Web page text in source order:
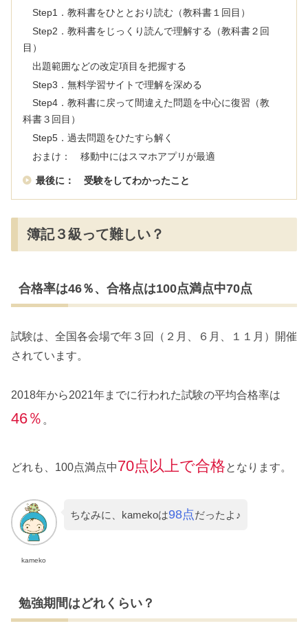
Step1．教科書をひととおり読む（教科書１回目）
Step2．教科書をじっくり読んで理解する（教科書２回
目）
出題範囲などの改定項目を把握する
Step3．無料学習サイトで理解を深める
Step4．教科書に戻って間違えた問題を中心に復習（教
科書３回目）
Step5．過去問題をひたすら解く
おまけ： 移動中にはスマホアプリが最適
最後に： 受験をしてわかったこと
簿記３級って難しい？
合格率は46％、合格点は100点満点中70点
試験は、全国各会場で年３回（２月、６月、１１月）開催
されています。
2018年から2021年までに行われた試験の平均合格率は
46％ 。
どれも、100点満点中70点以上で合格となります。
kameko
ちなみに、kamekoは98点だったよ♪
勉強期間はどれくらい？